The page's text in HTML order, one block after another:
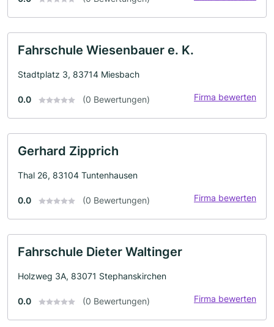
Fahrschule Wiesenbauer e. K.
Stadtplatz 3, 83714 Miesbach
0.0 (0 Bewertungen) Firma bewerten
Gerhard Zipprich
Thal 26, 83104 Tuntenhausen
0.0 (0 Bewertungen) Firma bewerten
Fahrschule Dieter Waltinger
Holzweg 3A, 83071 Stephanskirchen
0.0 (0 Bewertungen) Firma bewerten